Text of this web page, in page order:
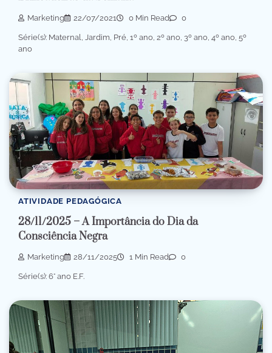
Marketing 22/07/2021 0 Min Read 0
Série(s): Maternal, Jardim, Pré, 1º ano, 2º ano, 3º ano, 4º ano, 5º
ano
ATIVIDADE PEDAGÓGICA
28/11/2025 – A Importância do Dia da
Consciência Negra
Marketing 28/11/2025 1 Min Read 0
Série(s): 6° ano E.F.